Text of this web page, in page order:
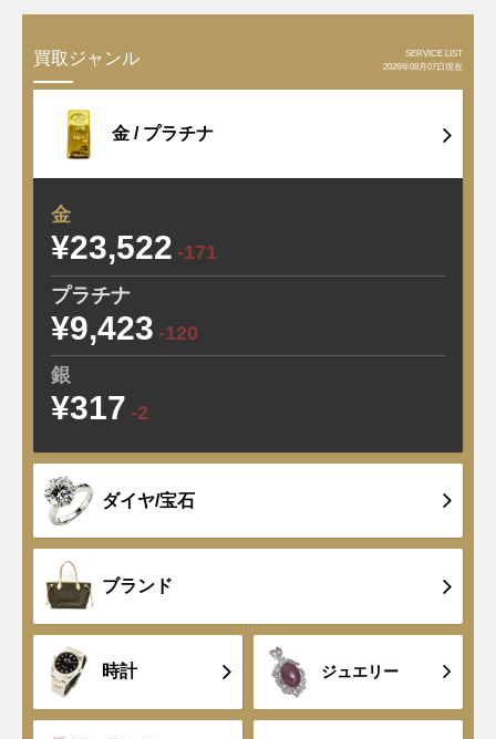
買取ジャンル
SERVICE LIST
2026年08月07日現在
金 / プラチナ
金
¥23,522 -171
プラチナ
¥9,423 -120
銀
¥317 -2
ダイヤ/宝石
ブランド
時計 ジュエリー